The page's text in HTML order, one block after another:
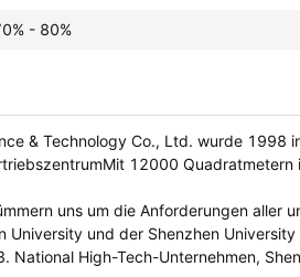
- 80%
& Technology Co., Ltd. wurde 1998
12000
uns um die Anforderungen aller
University und der Shenzhen
National High-Tech-Unternehmen,